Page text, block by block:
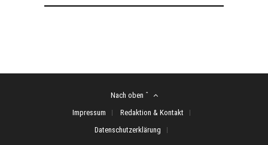
Nach oben ˆ
Impressum
Redaktion & Kontakt
Datenschutzerklärung